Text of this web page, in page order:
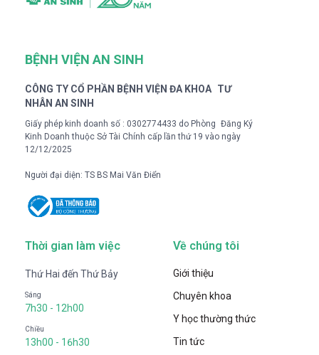
BỆNH VIỆN AN SINH
CÔNG TY CỔ PHẦN BỆNH VIỆN ĐA KHOA TƯ
NHÂN AN SINH
Giấy phép kinh doanh số : 0302774433 do Phòng Đăng Ký
Kinh Doanh thuộc Sở Tài Chính cấp lần thứ 19 vào ngày
12/12/2025
Người đại diện: TS BS Mai Văn Điển
Thời gian làm việc
Thứ Hai đến Thứ Bảy
Sáng
7h30 - 12h00
Chiều
13h00 - 16h30
Về chúng tôi
Giới thiệu
Chuyên khoa
Y học thường thức
Tin tức